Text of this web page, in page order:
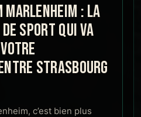
MARLENHEIM : LA
SPORT QUI VA
STRASBOURG
c’est bien plus